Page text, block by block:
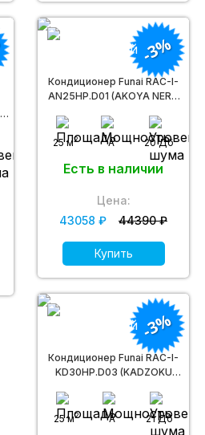
Кондиционер Funai RAC-I-
AN25HP.D01 (AKOYA NERO
25 м2 A 20 Дб
Есть в наличии
-3%
Цена:
43058 ₽
44390 ₽
Купить
Кондиционер Funai RAC-I-
KD30HP.D03 (KADZOKU
25 м2 A 21 Дб
-3%